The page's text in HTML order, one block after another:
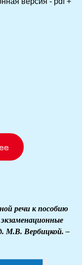
речи к пособию
М.В. Вербицкой. –